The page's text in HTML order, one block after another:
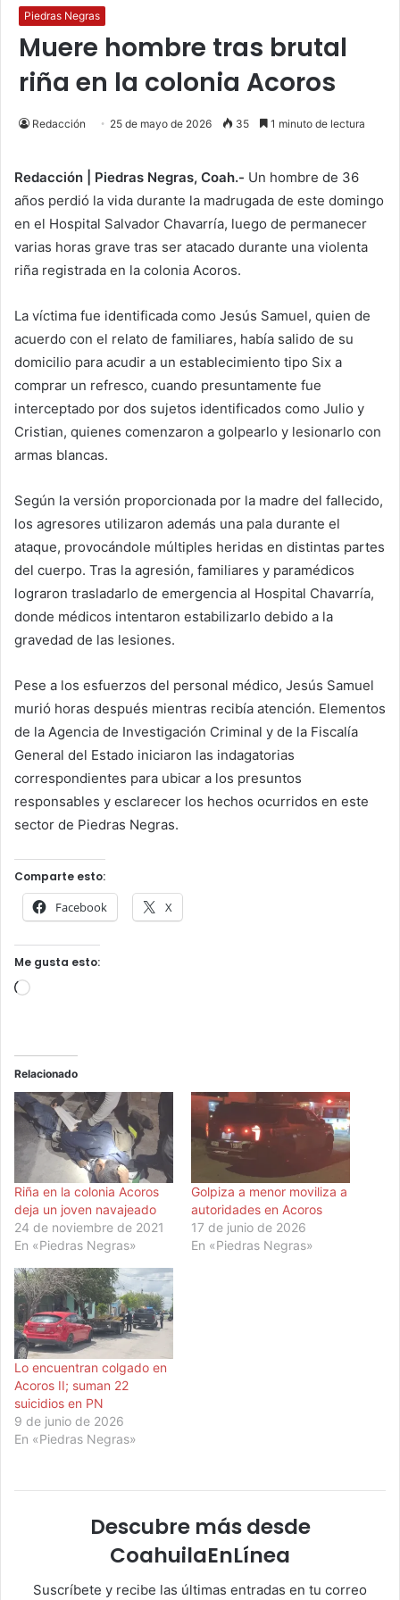
Piedras Negras
Muere hombre tras brutal
riña en la colonia Acoros
Redacción 25 de mayo de 2026 35 1 minuto de lectura
Redacción | Piedras Negras, Coah.- Un hombre de 36
años perdió la vida durante la madrugada de este domingo
en el Hospital Salvador Chavarría, luego de permanecer
varias horas grave tras ser atacado durante una violenta
riña registrada en la colonia Acoros.
La víctima fue identificada como Jesús Samuel, quien de
acuerdo con el relato de familiares, había salido de su
domicilio para acudir a un establecimiento tipo Six a
comprar un refresco, cuando presuntamente fue
interceptado por dos sujetos identificados como Julio y
Cristian, quienes comenzaron a golpearlo y lesionarlo con
armas blancas.
Según la versión proporcionada por la madre del fallecido,
los agresores utilizaron además una pala durante el
ataque, provocándole múltiples heridas en distintas partes
del cuerpo. Tras la agresión, familiares y paramédicos
lograron trasladarlo de emergencia al Hospital Chavarría,
donde médicos intentaron estabilizarlo debido a la
gravedad de las lesiones.
Pese a los esfuerzos del personal médico, Jesús Samuel
murió horas después mientras recibía atención. Elementos
de la Agencia de Investigación Criminal y de la Fiscalía
General del Estado iniciaron las indagatorias
correspondientes para ubicar a los presuntos
responsables y esclarecer los hechos ocurridos en este
sector de Piedras Negras.
Comparte esto:
Facebook X
Me gusta esto:
Cargando...
Relacionado
Riña en la colonia Acoros
deja un joven navajeado
24 de noviembre de 2021
En «Piedras Negras»
Golpiza a menor moviliza a
autoridades en Acoros
17 de junio de 2026
En «Piedras Negras»
Lo encuentran colgado en
Acoros II; suman 22
suicidios en PN
9 de junio de 2026
En «Piedras Negras»
Descubre más desde
CoahuilaEnLínea
Suscríbete y recibe las últimas entradas en tu correo